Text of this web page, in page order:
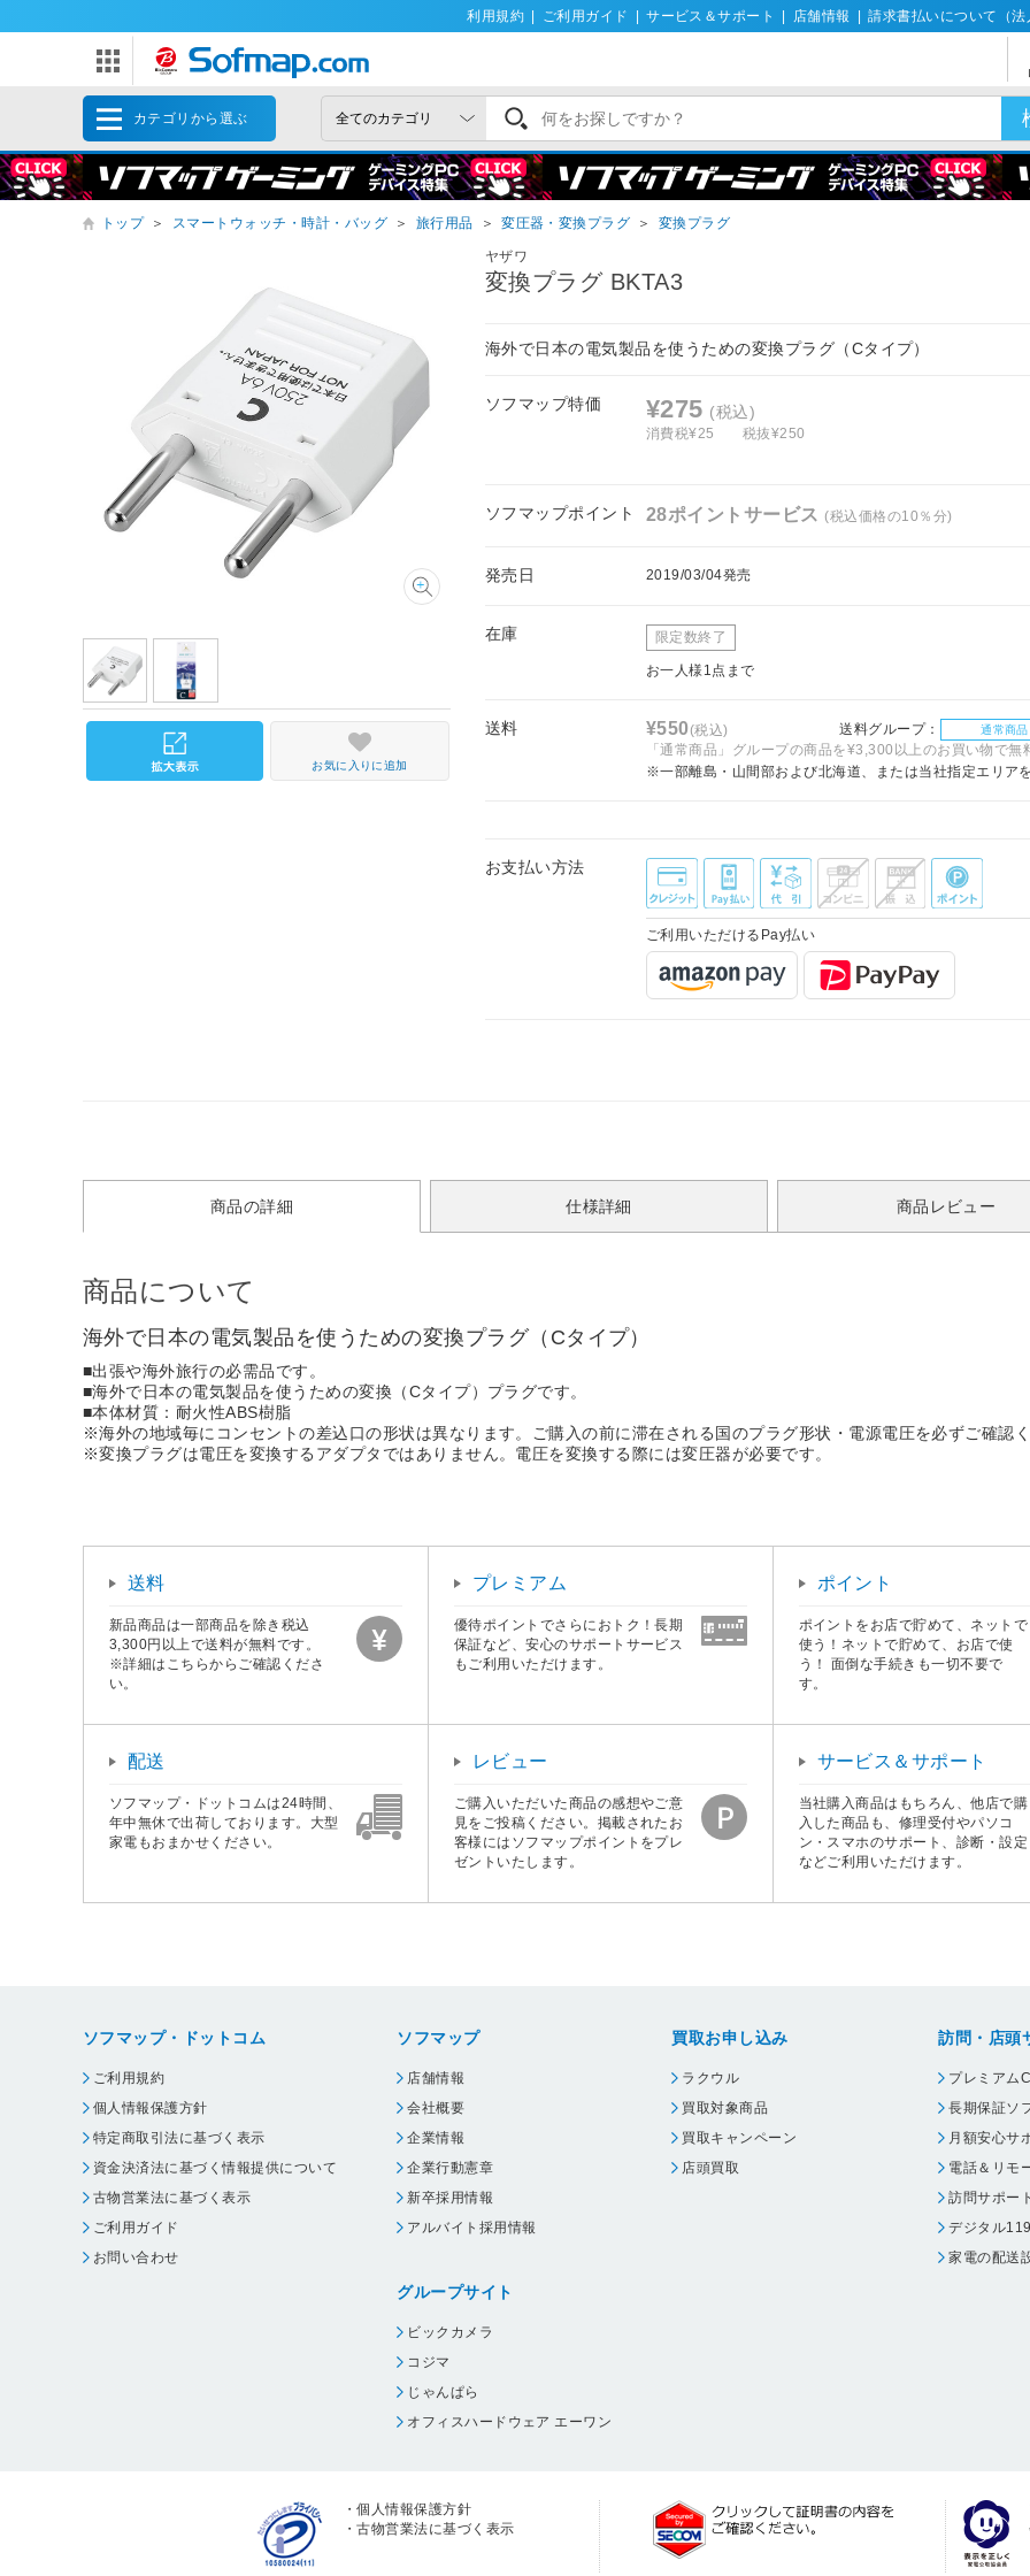
利用規約 ご利用ガイド サービス＆サポート 店舗情報 請求書払いについて（法
カテゴリから選ぶ
トップ ＞ スマートウォッチ・時計・バッグ ＞ 旅行用品 ＞ 変圧器・変換プラグ ＞ 変換プラグ
ヤザワ
変換プラグ BKTA3
海外で日本の電気製品を使うための変換プラグ（Cタイプ）
ソフマップ特価 ¥275 (税込)
消費税¥25 税抜¥250
ソフマップポイント 28ポイントサービス(税込価格の10％分)
発売日 2019/03/04発売
在庫 限定数終了
お一人様1点まで
送料 ¥550(税込) 送料グループ： 通常商品
「通常商品」グループの商品を¥3,300以上のお買い物で無
※一部離島・山間部および北海道、または当社指定エリア
お支払い方法
ご利用いただけるPay払い
お気に入りに追加
商品の詳細 仕様詳細 商品レビュー
商品について
海外で日本の電気製品を使うための変換プラグ（Cタイプ）
■出張や海外旅行の必需品です。
■海外で日本の電気製品を使うための変換（Cタイプ）プラグです。
■本体材質：耐火性ABS樹脂
※海外の地域毎にコンセントの差込口の形状は異なります。ご購入の前に滞在される国のプラグ形状・電源電圧を必ずご確認く
※変換プラグは電圧を変換するアダプタではありません。電圧を変換する際には変圧器が必要です。
送料
新品商品は一部商品を除き税込
3,300円以上で送料が無料です。
※詳細はこちらからご確認くださ
い。
プレミアム
優待ポイントでさらにおトク！長期
保証など、安心のサポートサービス
もご利用いただけます。
ポイント
ポイントをお店で貯めて、ネットで
使う！ネットで貯めて、お店で使
う！ 面倒な手続きも一切不要で
す。
配送
ソフマップ・ドットコムは24時間、
年中無休で出荷しております。大型
家電もおまかせください。
レビュー
ご購入いただいた商品の感想やご意
見をご投稿ください。掲載されたお
客様にはソフマップポイントをプレ
ゼントいたします。
サービス＆サポート
当社購入商品はもちろん、他店で購
入した商品も、修理受付やパソコ
ン・スマホのサポート、診断・設定
などご利用いただけます。
ソフマップ・ドットコム
ご利用規約
個人情報保護方針
特定商取引法に基づく表示
資金決済法に基づく情報提供について
古物営業法に基づく表示
ご利用ガイド
お問い合わせ
ソフマップ
店舗情報
会社概要
企業情報
企業行動憲章
新卒採用情報
アルバイト採用情報
グループサイト
ビックカメラ
コジマ
じゃんぱら
オフィスハードウェア エーワン
買取お申し込み
ラクウル
買取対象商品
買取キャンペーン
店頭買取
訪問・店頭
プレミアム
長期保証ソ
月額安心サ
電話＆リモ
訪問サポート
デジタル119
家電の配送
・個人情報保護方針
・古物営業法に基づく表示